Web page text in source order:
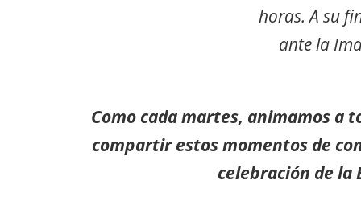
horas. A su
ante la
Como cada martes, animamos a
compartir estos momentos de
celebración de la